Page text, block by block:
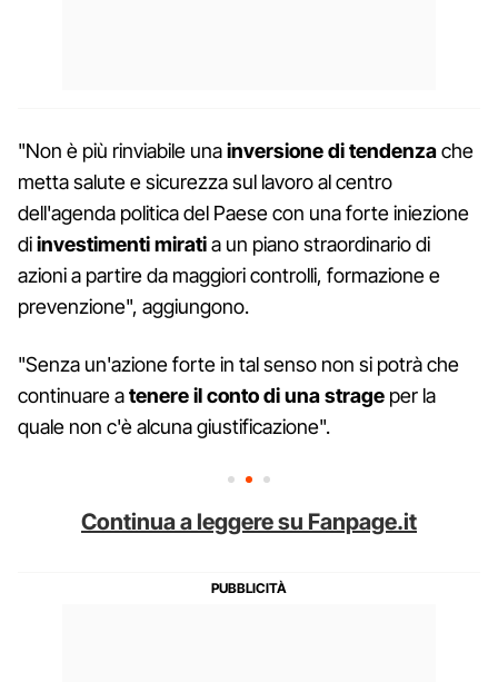
"Non è più rinviabile unainversione di tendenzache
metta salute e sicurezza sul lavoro al centro
dell'agenda politica del Paese con una forte iniezione
diinvestimenti miratia un piano straordinario di
azioni a partire da maggiori controlli, formazione e
prevenzione", aggiungono.
"Senza un'azione forte in tal senso non si potrà che
continuare atenere il conto di una strage per la
quale non c'è alcuna giustificazione".
Continua a leggere su Fanpage.it